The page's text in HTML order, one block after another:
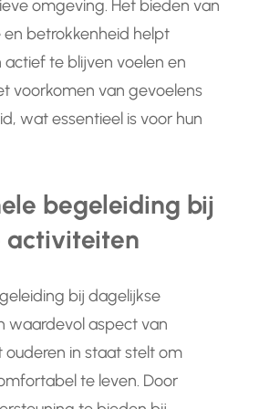
omgeving. Het bieden van
en betrokkenheid helpt
te blijven voelen en
voorkomen van gevoelens
wat essentieel is voor hun
begeleiding bij
activiteiten
bij dagelijkse
waardevol aspect van
in staat stelt om
te leven. Door